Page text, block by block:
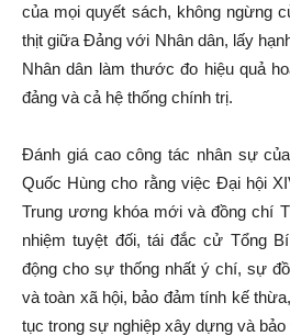
của mọi quyết sách, không ngừng
thịt giữa Đảng với Nhân dân, lấy
Nhân dân làm thước đo hiệu quả
đảng và cả hệ thống chính trị.
Đánh giá cao công tác nhân sự
Quốc Hùng cho rằng việc Đại hội
Trung ương khóa mới và đồng chí
nhiệm tuyệt đối, tái đắc cử Tổng
động cho sự thống nhất ý chí, sự
và toàn xã hội, bảo đảm tính kế
tục trong sự nghiệp xây dựng và bảo